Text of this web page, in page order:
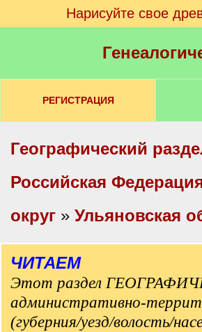
Нарисуйте свое
РЕГИСТРАЦИЯ
Географический
Российская
округ » Ульяновская
ЧИТАЕМ
Этот раздел
административно-
(губерния/уезд/волость/